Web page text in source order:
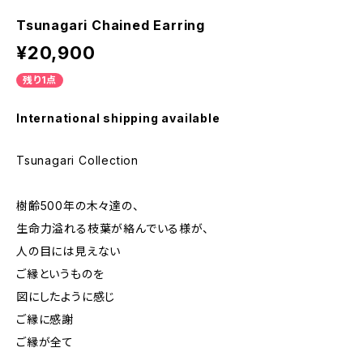
Tsunagari Chained Earring
¥20,900
残り1点
International shipping available
Tsunagari Collection
樹齢500年の木々達の、
生命力溢れる枝葉が絡んでいる様が、
人の目には見えない
ご縁というものを
図にしたように感じ
ご縁に感謝
ご縁が全て